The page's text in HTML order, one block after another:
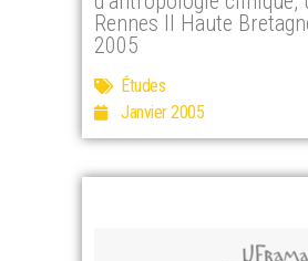
Rennes II Haute
2005
Études
Janvier 2005